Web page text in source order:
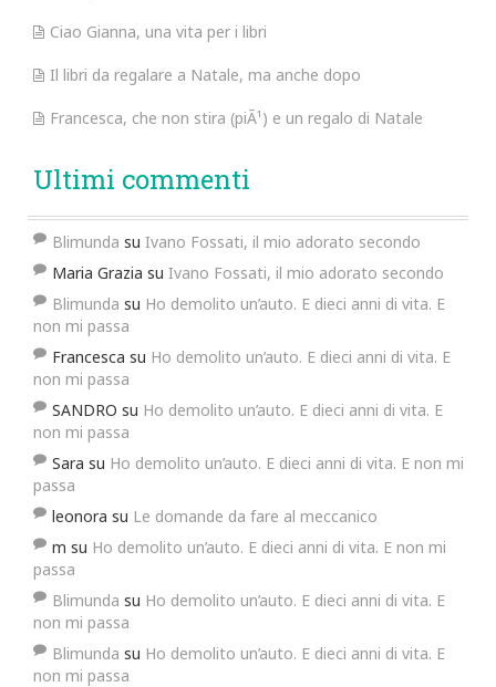
Ciao Gianna, una vita per i libri
Il libri da regalare a Natale, ma anche dopo
Francesca, che non stira (piÃ¹) e un regalo di Natale
Ultimi commenti
Blimunda su Ivano Fossati, il mio adorato secondo
Maria Grazia su Ivano Fossati, il mio adorato secondo
Blimunda su Ho demolito un’auto. E dieci anni di vita. E
non mi passa
Francesca su Ho demolito un’auto. E dieci anni di vita. E
non mi passa
SANDRO su Ho demolito un’auto. E dieci anni di vita. E
non mi passa
Sara su Ho demolito un’auto. E dieci anni di vita. E non mi
passa
leonora su Le domande da fare al meccanico
m su Ho demolito un’auto. E dieci anni di vita. E non mi
passa
Blimunda su Ho demolito un’auto. E dieci anni di vita. E
non mi passa
Blimunda su Ho demolito un’auto. E dieci anni di vita. E
non mi passa